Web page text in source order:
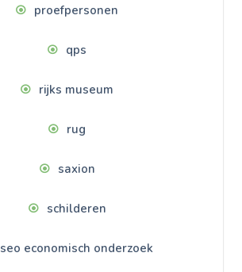
proefpersonen
qps
rijks museum
rug
saxion
schilderen
seo economisch onderzoek